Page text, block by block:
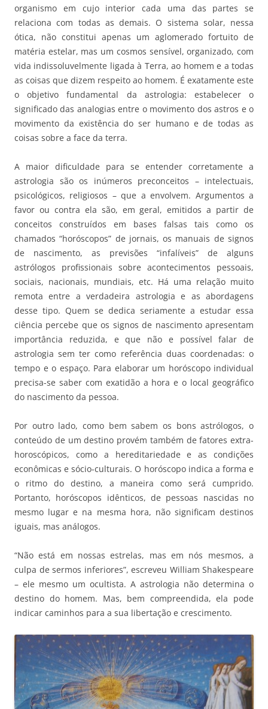
organismo em cujo interior cada uma das partes se
relaciona com todas as demais. O sistema solar, nessa
ótica, não constitui apenas um aglomerado fortuito de
matéria estelar, mas um cosmos sensível, organizado, com
vida indissoluvelmente ligada à Terra, ao homem e a todas
as coisas que dizem respeito ao homem. É exatamente este
o objetivo fundamental da astrologia: estabelecer o
significado das analogias entre o movimento dos astros e o
movimento da existência do ser humano e de todas as
coisas sobre a face da terra.
A maior dificuldade para se entender corretamente a
astrologia são os inúmeros preconceitos – intelectuais,
psicológicos, religiosos – que a envolvem. Argumentos a
favor ou contra ela são, em geral, emitidos a partir de
conceitos construídos em bases falsas tais como os
chamados “horóscopos” de jornais, os manuais de signos
de nascimento, as previsões “infalíveis” de alguns
astrólogos profissionais sobre acontecimentos pessoais,
sociais, nacionais, mundiais, etc. Há uma relação muito
remota entre a verdadeira astrologia e as abordagens
desse tipo. Quem se dedica seriamente a estudar essa
ciência percebe que os signos de nascimento apresentam
importância reduzida, e que não e possível falar de
astrologia sem ter como referência duas coordenadas: o
tempo e o espaço. Para elaborar um horóscopo individual
precisa-se saber com exatidão a hora e o local geográfico
do nascimento da pessoa.
Por outro lado, como bem sabem os bons astrólogos, o
conteúdo de um destino provém também de fatores extra-
horoscópicos, como a hereditariedade e as condições
econômicas e sócio-culturais. O horóscopo indica a forma e
o ritmo do destino, a maneira como será cumprido.
Portanto, horóscopos idênticos, de pessoas nascidas no
mesmo lugar e na mesma hora, não significam destinos
iguais, mas análogos.
“Não está em nossas estrelas, mas em nós mesmos, a
culpa de sermos inferiores”, escreveu William Shakespeare
– ele mesmo um ocultista. A astrologia não determina o
destino do homem. Mas, bem compreendida, ela pode
indicar caminhos para a sua libertação e crescimento.